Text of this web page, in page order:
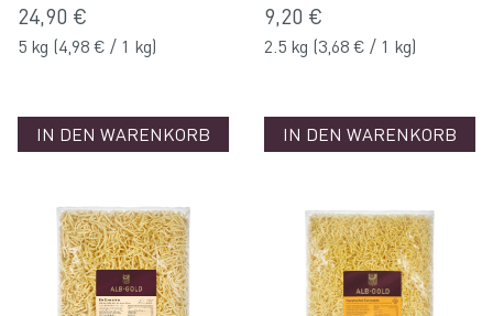
24,90 €
5 kg (4,98 € / 1 kg)
IN DEN WARENKORB
9,20 €
2.5 kg (3,68 € / 1 kg)
IN DEN WARENKORB